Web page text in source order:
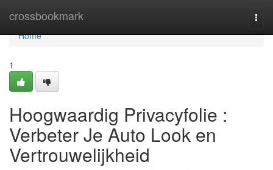
crossbookmark
Home
Home
1
Hoogwaardig Privacyfolie :
Verbeter Je Auto Look en
Vertrouwelijkheid